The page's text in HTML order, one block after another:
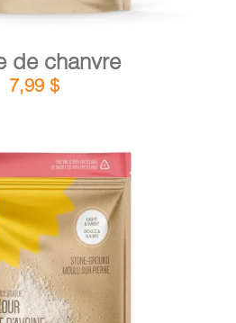
de chanvre
7,99 $
PANIER / DÉTAILS